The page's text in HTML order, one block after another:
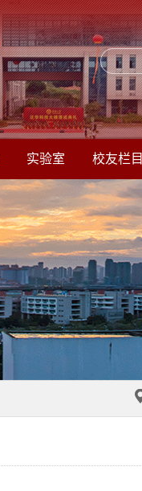
实验室 校友栏目